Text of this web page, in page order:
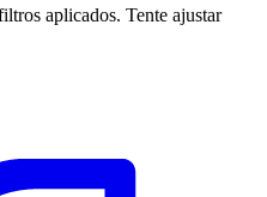
aplicados. Tente ajustar